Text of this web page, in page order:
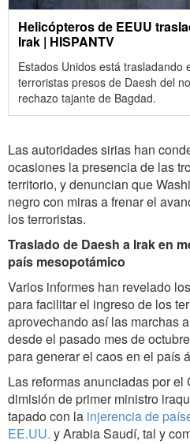
Helicópteros de EEUU
Irak | HISPANTV
Estados Unidos está trasladando
terroristas presos de Daesh del
rechazo tajante de Bagdad.
Las autoridades sirias han
ocasiones la presencia de las
territorio, y denuncian que
negro con miras a frenar el
los terroristas.
Traslado de Daesh a Irak en
país mesopotámico
Varios informes han revelado
para facilitar el ingreso de los
aprovechando así las marchas
desde el pasado mes de
para generar el caos en el país
Las reformas anunciadas por el
dimisión de primer ministro
tapado con la injerencia de
EE.UU. y Arabia Saudí, tal y